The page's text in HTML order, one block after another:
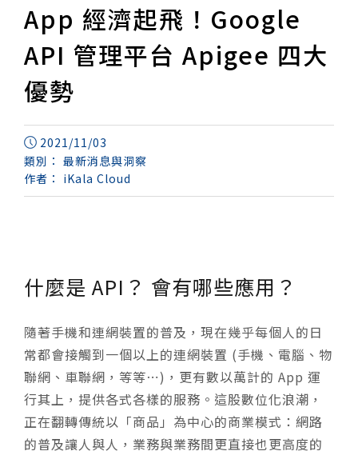
App 經濟起飛！Google
API 管理平台 Apigee 四大
優勢
2021/11/03
類別： 最新消息與洞察
作者： iKala Cloud
什麼是 API？ 會有哪些應用？
隨著手機和連網裝置的普及，現在幾乎每個人的日
常都會接觸到一個以上的連網裝置 (手機、電腦、物
聯網、車聯網，等等⋯)，更有數以萬計的 App 運
行其上，提供各式各樣的服務。這股數位化浪潮，
正在翻轉傳統以「商品」為中心的商業模式：網路
的普及讓人與人，業務與業務間更直接也更高度的